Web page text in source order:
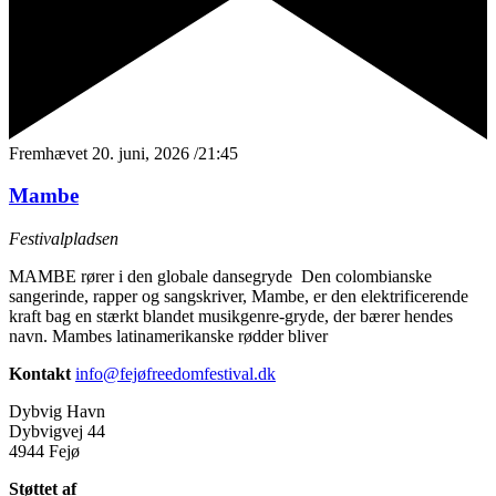
Fremhævet 20. juni, 2026 /21:45
Mambe
Festivalpladsen
MAMBE rører i den globale dansegryde Den colombianske
sangerinde, rapper og sangskriver, Mambe, er den elektrificerende
kraft bag en stærkt blandet musikgenre-gryde, der bærer hendes
navn. Mambes latinamerikanske rødder bliver
Kontakt info@fejøfreedomfestival.dk
Dybvig Havn
Dybvigvej 44
4944 Fejø
Støttet af